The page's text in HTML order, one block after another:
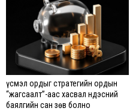
Үүсмэл ордыг стратегийн ордын
“жагсаалт”-аас хасвал Үндэсний
баялгийн сан зөв болно